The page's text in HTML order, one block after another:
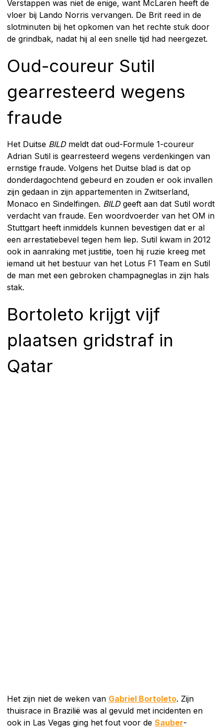
Verstappen was niet de enige, want McLaren heeft de
vloer bij Lando Norris vervangen. De Brit reed in de
slotminuten bij het opkomen van het rechte stuk door
de grindbak, nadat hij al een snelle tijd had neergezet.
Oud-coureur Sutil
gearresteerd wegens
fraude
Het Duitse BILDmeldt dat oud-Formule 1-coureur
Adrian Sutil is gearresteerd wegens verdenkingen van
ernstige fraude. Volgens het Duitse blad is dat op
donderdagochtend gebeurd en zouden er ook invallen
zijn gedaan in zijn appartementen in Zwitserland,
Monaco en Sindelfingen. BILDgeeft aan dat Sutil wordt
verdacht van fraude. Een woordvoerder van het OM in
Stuttgart heeft inmiddels kunnen bevestigen dat er al
een arrestatiebevel tegen hem liep. Sutil kwam in 2012
ook in aanraking met justitie, toen hij ruzie kreeg met
iemand uit het bestuur van het Lotus F1 Team en Sutil
de man met een gebroken champagneglas in zijn hals
stak.
Bortoleto krijgt vijf
plaatsen gridstraf in
Qatar
Het zijn niet de weken van Gabriel Bortoleto. Zijn
thuisrace in Brazilië was al gevuld met incidenten en
ook in Las Vegas ging het fout voor de Sauber-